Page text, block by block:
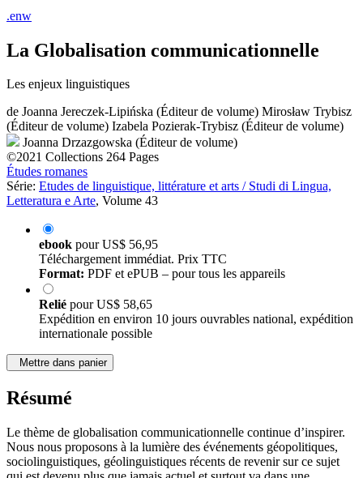
.enw
La Globalisation communicationnelle
Les enjeux linguistiques
de Joanna Jereczek-Lipińska (Éditeur de volume) Mirosław Trybisz
(Éditeur de volume) Izabela Pozierak-Trybisz (Éditeur de volume)
Joanna Drzazgowska (Éditeur de volume)
©2021 Collections 264 Pages
Études romanes
Série: Etudes de linguistique, littérature et arts / Studi di Lingua,
Letteratura e Arte, Volume 43
ebook pourUS$ 56,95
Téléchargement immédiat. Prix TTC
Format: PDF et ePUB – pour tous les appareils
Relié pourUS$ 58,65
Expédition en environ 10 jours ouvrables national, expédition
internationale possible
Mettre dans panier
Résumé
Le thème de globalisation communicationnelle continue d’inspirer.
Nous nous proposons à la lumière des événements géopolitiques,
sociolinguistiques, géolinguistiques récents de revenir sur ce sujet